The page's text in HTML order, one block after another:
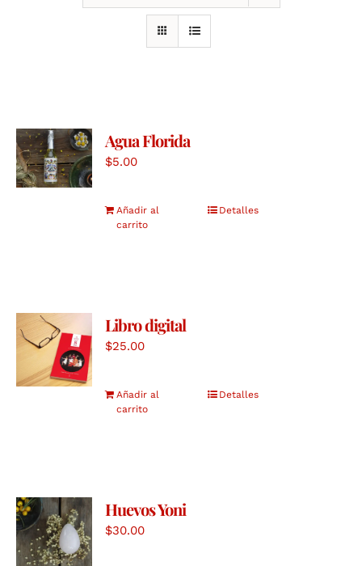
Agua Florida
$5.00
Añadir al
carrito
Detalles
Libro digital
$25.00
Añadir al
carrito
Detalles
Huevos Yoni
$30.00